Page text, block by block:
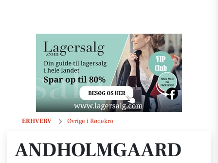
ERHVERV Øvrige i Rødekro
Andholmgaard
ANDHOLMGAARD